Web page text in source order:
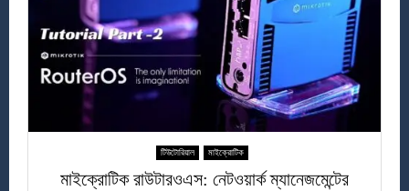
টিউটোরিয়াল মাইক্রোটিক
মাইক্রোটিক রাউটারওএস: নেটওয়ার্ক ম্যানেজমেন্টের